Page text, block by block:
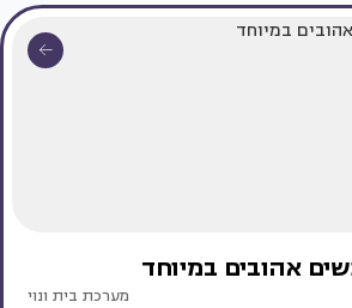
אהובים במיוחד
מערכת בית ונוי